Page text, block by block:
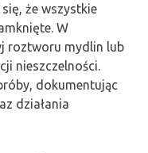
że wszystkie
W
roztworu mydlin lub
nieszczelności.
dokumentując
działania